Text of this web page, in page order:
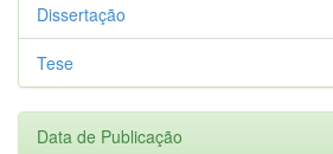
Dissertação
Tese
Data de Publicação